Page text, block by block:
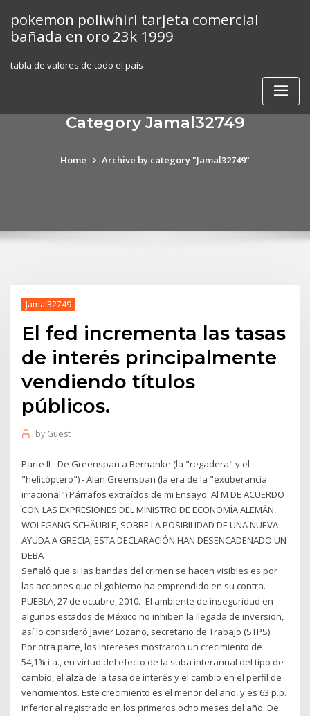
content
pokemon poliwhirl tarjeta comercial
bañada en oro 23k 1999
tabla de valores de todo el país
Category Jamal32749
Home Archive by category "Jamal32749"
Jamal32749
El fed incrementa las tasas
de interés principalmente
vendiendo títulos
públicos.
by Guest
Parte II - De Greenspan a Bernanke (la "regadera" y el
"helicóptero") - Alan Greenspan (la era de la "exuberancia
irracional") Párrafos extraídos de mi Ensayo: Al M DE ACUERDO
CON LAS EXPRESIONES DEL MINISTRO DE ECONOMÍA ALEMÁN,
WOLFGANG SCHÄUBLE, SOBRE LA POSIBILIDAD DE UNA NUEVA
AYUDA A GRECIA, ESTA DECLARACIÓN HAN DESENCADENADO UN
DEBA
Señaló que si las bandas del crimen se hacen visibles es por
las acciones que el gobierno ha emprendido en su contra.
PUEBLA, 27 de octubre, 2010.- El ambiente de inseguridad en
algunos estados de México no inhiben la llegada de inversion,
así lo consideró Javier Lozano, secretario de Trabajo (STPS).
Por otra parte, los intereses mostraron un crecimiento de
54,1% i.a., en virtud del efecto de la suba interanual del tipo de
cambio, el alza de la tasa de interés y el cambio en el perfil de
vencimientos. Este crecimiento es el menor del año, y es 63 p.p.
inferior al registrado en los primeros ocho meses del año. De